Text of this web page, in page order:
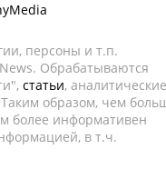
персоны и т.п.
Обрабатываются
статьи, аналитические
образом, чем
более информативен
в т.ч.